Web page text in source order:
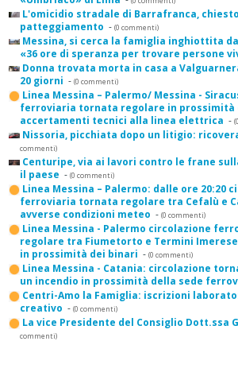
L'omicidio stradale di Barrafranca,
patteggiamento - (0 commenti)
Messina, si cerca la famiglia inghiottita
«36 ore di speranza per trovare persone
Donna trovata morta in casa a
20 giorni - (0 commenti)
Linea Messina – Palermo/ Messina -
ferroviaria tornata regolare in prossimità
accertamenti tecnici alla linea elettrica -
Nissoria, picchiata dopo un litigio:
commenti)
Centuripe, via ai lavori contro le frane
il paese - (0 commenti)
Linea Messina – Palermo: dalle ore 20:20
ferroviaria tornata regolare tra Cefalù e
avverse condizioni meteo - (0 commenti)
Linea Messina - Palermo circolazione
regolare tra Fiumetorto e Termini
in prossimità dei binari - (0 commenti)
Linea Messina - Catania: circolazione
un incendio in prossimità della sede
Centri-Amo la Famiglia: iscrizioni
creativo - (0 commenti)
La vice Presidente del Consiglio Dott.ssa
commenti)